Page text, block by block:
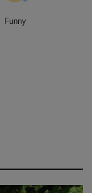
Funny